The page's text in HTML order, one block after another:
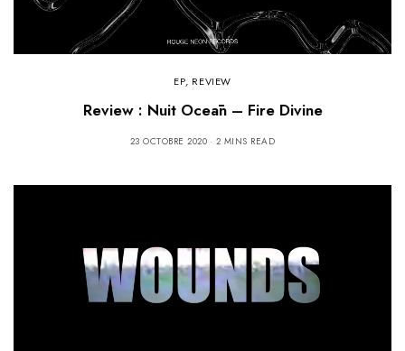
EP, REVIEW
Review : Nuit Oceān – Fire Divine
23 OCTOBRE 2020 2 MINS READ